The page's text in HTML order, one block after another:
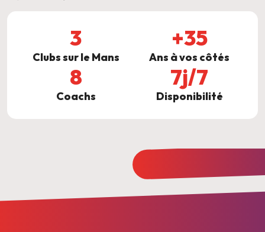
3
Clubs sur le Mans
+35
Ans à vos côtés
8
Coachs
7j/7
Disponibilité